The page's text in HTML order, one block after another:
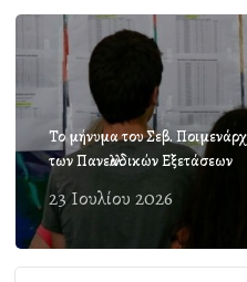
Το μήνυμα του Σεβ.
των Πανελλαδικών Εξετάσεων
23 Ιουλίου 2026